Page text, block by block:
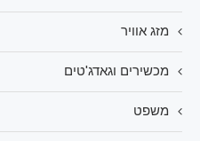
מזג אוויר
מכשירים וגאדג'טים
משפט